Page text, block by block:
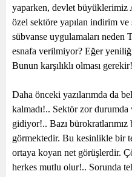
yaparken, devlet
özel sektöre yapılan indirim
sübvanse uygulamaları neden
esnafa verilmiyor? Eğer
Bunun karşılıklı olması
Daha önceki yazılarımda da
kalmadı!.. Sektör zor
gidiyor!.. Bazı bürokratlarımız
görmektedir. Bu kesinlikle bir
ortaya koyan net görüşlerdir.
herkes mutlu olur!.. Sorunda